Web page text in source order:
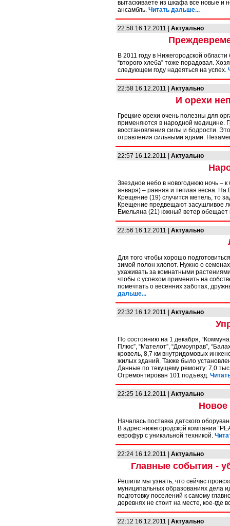
вытаскиваете из шкафа все новые и
ансамбль. Читать дальше...
22:58 16.12.2011 | Актуально
В 2011 году в Нижегородской
“второго хлеба” тоже порадовал.
следующем году надеяться на успех.
22:58 16.12.2011 | Актуально
И орехи
Грецкие орехи очень полезны для
применяются в народной медицине.
восстановления силы и бодрости.
отравления сильными ядами.
22:57 16.12.2011 | Актуально
Звездное небо в новогоднюю ночь –
января) – ранняя и теплая весна. На
Крещение (19) случится метель, то
Крещение предвещают засушливое
Емельяна (21) южный ветер обещает
22:56 16.12.2011 | Актуально
Для того чтобы хорошо
зимой полон хлопот. Нужно о
ухаживать за комнатными
чтобы с успехом применить на
помечтать о весенних заботах,
дальше...
22:32 16.12.2011 | Актуально
По состоянию на 1 декабря,
Плюс”, “Мателот”, “Домоуправ”,
кровель, 8,7 км внутридомовых
жилых зданий. Также было
Данные по текущему ремонту: 7,0
Отремонтирован 101 подъезд.
22:25 16.12.2011 | Актуально
Новое
Началась поставка датского
В адрес нижегородской компании
еврофур с уникальной техникой.
22:24 16.12.2011 | Актуально
Главные события -
Решили мы узнать, что сейчас
муниципальных образованиях дела
подготовку поселений к самому
деревнях не стоит на месте, кое-где
22:12 16.12.2011 | Актуально